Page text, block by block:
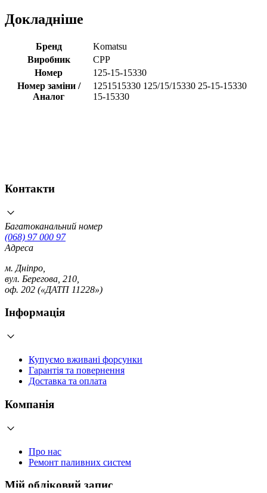
Докладніше
Бренд
Komatsu
Виробник
CPP
Номер
125-15-15330
Номер заміни /
Аналог
1251515330 125/15/15330 25-15-15330
15-15330
Контакти
Багатоканальний номер
(068) 97 000 97
Адреса
м. Дніпро,
вул. Берегова, 210,
оф. 202 («ДАТП 11228»)
Інформація
Купуємо вживані форсунки
Гарантія та повернення
Доставка та оплата
Компанія
Про нас
Ремонт паливних систем
Мій обліковий запис